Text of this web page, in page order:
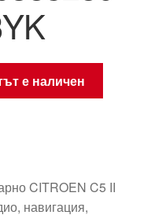
е наличен
CITROEN C5 II
навигация,